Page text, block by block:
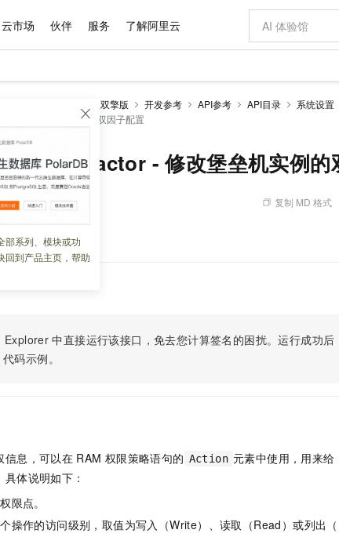
云市场 伙伴 服务 了解阿里云
部系列、模块或功
回到产品主页，帮助
基础版、企业双擎版 开发参考 API参考 API目录
系统设置
- 修改堡垒机实例的双因子配置
- 修改堡垒机实例的
复制 MD 格式
配置。
Explorer 中直接运行该接口，免去您计算签名的困扰。运行成功
代码示例。
信息，可以在 RAM 权限策略语句的 Action 元素中使用，用来给
具体说明如下：
限点。
操作的访问级别，取值为写入（Write）、读取（Read）或列出
大模型
视觉 Coding、空间感知、多模态思考等全面升级
Kimi 最新旗舰模型，长程编程与推理利器
GLM-5.2
图片和
Wan2.7-
型效果
大模型服务平台百炼-应用模版
灵活可视化地构建企业级 Agent
Qoder HOT
模型服务
据仓库
域名与网站
对象存储 OSS
一站式AI开发、训练和推理服务
Qoder CN
提供一站式管理容器应用的 K8s 服务
云数据库
云原生的云上
用成果
域专家
多领域专家智能体,一键组建 AI 虚拟交付团队
作平台
睿译宝，AI翻译排版一步到位
GLM-5.2：长任务时代开源旗舰模型
自主进化，持久记忆，越用越聪明
Claude Code + GStack 打造工程团队
即刻拥有
产品抢先购
返9万
300元代金券
即开启云上创新
AI 特惠
智启 AI 普惠权益
阿里云 OPC 创新助力计划
至高百万元 Token 补贴，加速一人公司成长
Qwen3.8-Max 首发尝鲜，限时加量 10 倍，夜间低至2折
千问办公，限时限量积分加倍
送.CN域名，送备案服务码
AI 场景体
AI 电商营销
AI助力短剧漫
价格计算器
自助选配和估算价格
价格优势
推动算力普惠，释放技术红利
配置报价
数据与 API
数据集
身份实名认证
短信
OCR 文字识别
发票查验
OA 办公系统
财税管理
基础软件
宝塔 Linux
CentOS
Docker
Ubuntu
计划
成为产品伙伴
产品生态集成认证中心
产品生态伙伴工作台
产品伙伴
云存储合作
数据库合作
企业增值服务
企业支持计划
企业增值服务台
服务实践
阿里云认证
全部认证
训练营
最佳实践
云上春晚
云栖战略参考
云上的中国
金融模力时刻
市场活动
云栖大会
活动全景